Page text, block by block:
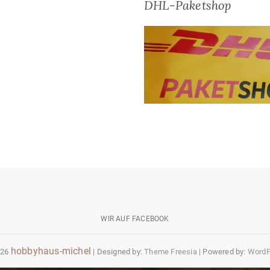
DHL-Paketshop
auf
facebook
WIR AUF FACEBOOK
hobbyhaus-michel | Designed by:Theme Freesia| Powered by: